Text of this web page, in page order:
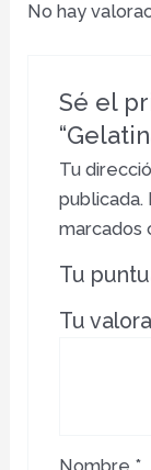
No hay
Sé el
Tu
publicada.
marcados
Tu
Tu